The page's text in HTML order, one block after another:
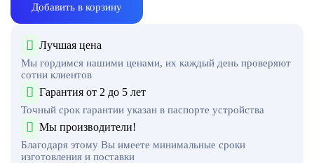
Добавить в корзину
Лучшая цена
Мы гордимся нашими ценами, их каждый день проверяют
сотни клиентов
Гарантия от 2 до 5 лет
Точный срок гарантии указан в паспорте устройства
Мы производители!
Благодаря этому Вы имеете минимальные сроки
изготовления и поставки